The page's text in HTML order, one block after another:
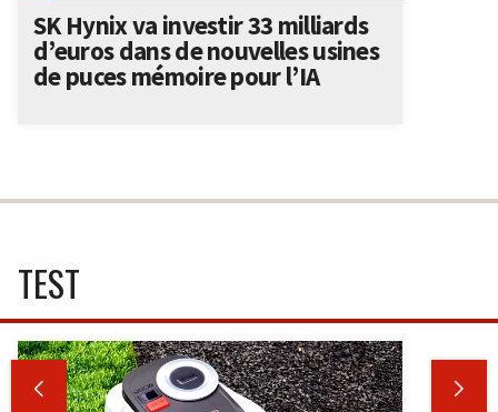
SK Hynix va investir 33 milliards
d’euros dans de nouvelles usines
de puces mémoire pour l’IA
TEST
 